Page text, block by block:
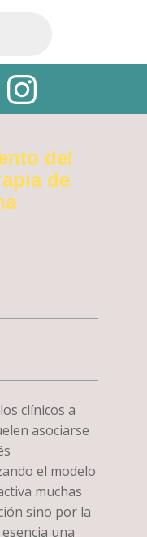
del
de
clínicos a
asociarse
el modelo
muchas
sino por la
una